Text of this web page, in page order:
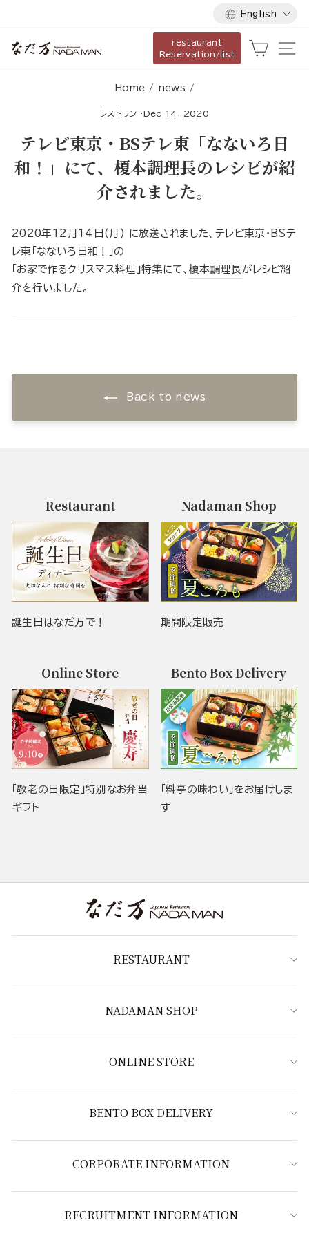
content
Language
English
restaurant
Reservation/list
Cart
Home / news /
レストラン ·Dec 14, 2020
テレビ東京・BSテレ東「なないろ日
和！」にて、榎本調理長のレシピが紹
介されました。
2020年12月14日(月) に放送されました、テレビ東京・BSテ
レ東「なないろ日和！」の
「お家で作るクリスマス料理」特集にて、 榎本調理長がレシピ紹
介を行いました。
Back to news
Restaurant
誕生日はなだ万で！
Nadaman Shop
期間限定販売
Online Store
「敬老の日限定」特別なお弁当
ギフト
Bento Box Delivery
「料亭の味わい」をお届けしま
す
RESTAURANT
NADAMAN SHOP
ONLINE STORE
BENTO BOX DELIVERY
CORPORATE INFORMATION
RECRUITMENT INFORMATION